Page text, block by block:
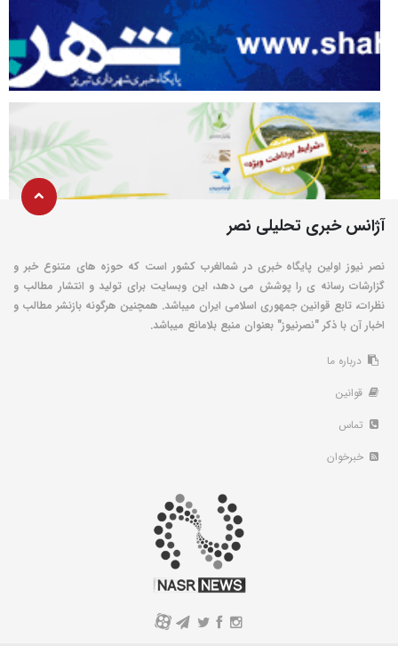
آژانس خبری تحلیلی نصر
نصر نیوز اولین پایگاه خبری در شمالغرب کشور است که حوزه های متنوع خبر و
گزارشات رسانه ی را پوشش می دهد، این وبسایت برای تولید و انتشار مطالب و
نظرات، تابع قوانین جمهوری اسلامی ایران میباشد. همچنین هرگونه بازنشر مطالب و
اخبار آن با ذکر "نصرنیوز" بعنوان منبع بلامانع میباشد.
درباره ما
قوانین
تماس
خبرخوان
A